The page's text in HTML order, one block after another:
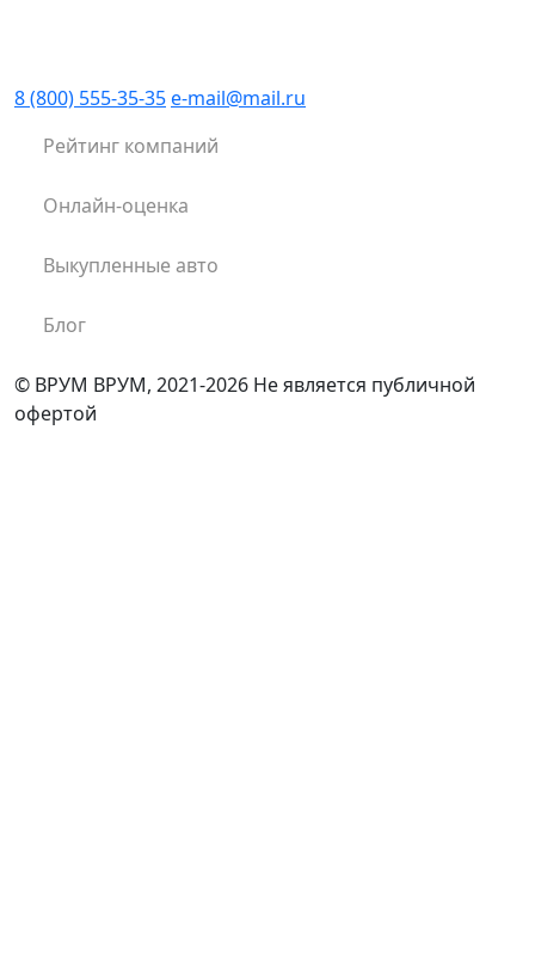
Рейтинг компаний
Онлайн-оценка
Выкупленные авто
Блог
8 (800) 555-35-35e-mail@mail.ru
© ВРУМ ВРУМ, 2021-2026 Не является публичной
офертой